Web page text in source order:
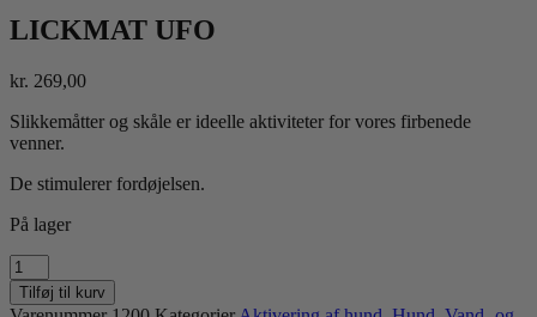
LICKMAT UFO
kr. 269,00
Slikkemåtter og skåle er ideelle aktiviteter for vores firbenede
venner.
De stimulerer fordøjelsen.
På lager
LICKMAT
UFO
antal
Tilføj til kurv